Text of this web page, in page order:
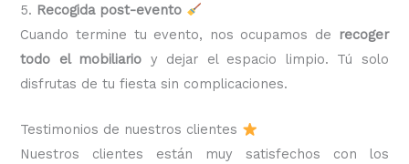
5. Recogida post-evento
Cuando termine tu evento, nos ocupamos de
recoger
todo el mobiliario y dejar el espacio limpio. Tú solo
disfrutas de tu fiesta sin complicaciones.
Testimonios de nuestros clientes
Nuestros clientes están muy satisfechos con los